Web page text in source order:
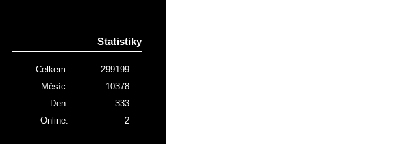
Statistiky
Online: 2
Celkem:
299199
Měsíc:
10378
Den:
333